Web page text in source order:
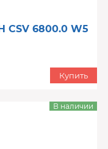
CSV 6800.0 W5
Купить
В наличии